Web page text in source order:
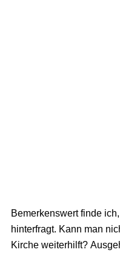
Bemerkenswert finde
hinterfragt. Kann man
Kirche weiterhilft?